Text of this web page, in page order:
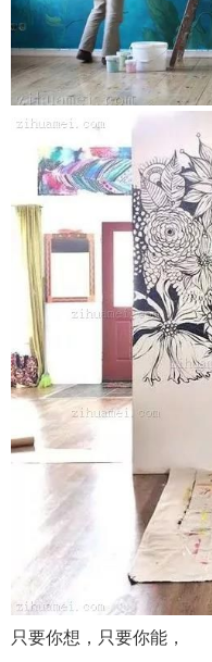
只要你想，只要你能，